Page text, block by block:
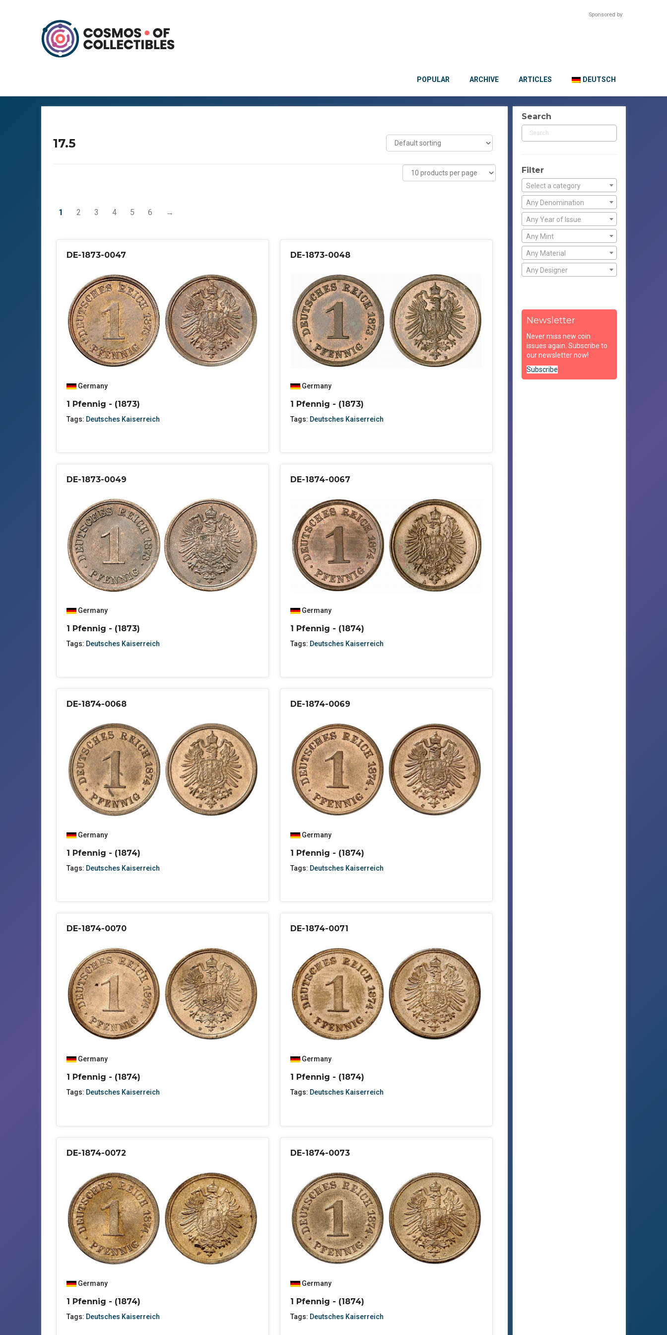
Sponsored by:
POPULAR ARCHIVE ARTICLES DEUTSCH
17.5
1 2 3 4 5 6 →
DE-1873-0047
Germany
1 Pfennig - (1873)
Tags: Deutsches Kaiserreich
DE-1873-0048
Germany
1 Pfennig - (1873)
Tags: Deutsches Kaiserreich
DE-1873-0049
Germany
1 Pfennig - (1873)
Tags: Deutsches Kaiserreich
DE-1874-0067
Germany
1 Pfennig - (1874)
Tags: Deutsches Kaiserreich
DE-1874-0068
Germany
1 Pfennig - (1874)
Tags: Deutsches Kaiserreich
DE-1874-0069
Germany
1 Pfennig - (1874)
Tags: Deutsches Kaiserreich
DE-1874-0070
Germany
1 Pfennig - (1874)
Tags: Deutsches Kaiserreich
DE-1874-0071
Germany
1 Pfennig - (1874)
Tags: Deutsches Kaiserreich
DE-1874-0072
Germany
1 Pfennig - (1874)
Tags: Deutsches Kaiserreich
DE-1874-0073
Germany
1 Pfennig - (1874)
Tags: Deutsches Kaiserreich
Search
Filter
Select a category
Any Denomination
Any Year of Issue
Any Mint
Any Material
Any Designer
Newsletter
Never miss new coin
issues again. Subscribe to
our newsletter now!
Subscribe